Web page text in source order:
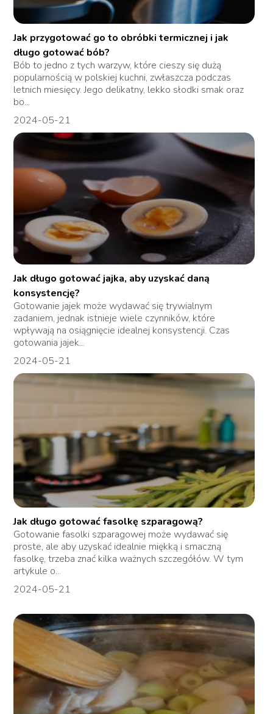
Jak przygotować go to obróbki termicznej i jak
długo gotować bób?
Bób to jedno z tych warzyw, które cieszy się dużą
popularnością w polskiej kuchni, zwłaszcza podczas
letnich miesięcy. Jego delikatny, lekko słodki smak oraz
bo...
2024-05-21
Jak długo gotować jajka, aby uzyskać daną
konsystencję?
Gotowanie jajek może wydawać się trywialnym
zadaniem, jednak istnieje wiele czynników, które
wpływają na osiągnięcie idealnej konsystencji. Czas
gotowania jajek...
2024-05-21
Jak długo gotować fasolkę szparagową?
Gotowanie fasolki szparagowej może wydawać się
proste, ale aby uzyskać idealnie miękką i smaczną
fasolkę, trzeba znać kilka ważnych szczegółów. W tym
artykule o...
2024-05-21